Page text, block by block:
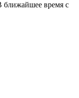
ближайшее время с